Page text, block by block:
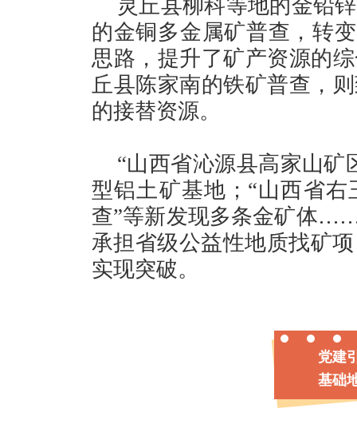
灵丘县柳科等地的金铅
的金铜多金属矿普查，转
思路，提升了矿产资源的
丘县陈家南的铁矿普查，
的接替资源。
“山西省沁源县高家山矿
型铝土矿基地；“山西省
查”等新发现多条金矿体
承担省级公益性地质找矿
实现突破。
党
基础